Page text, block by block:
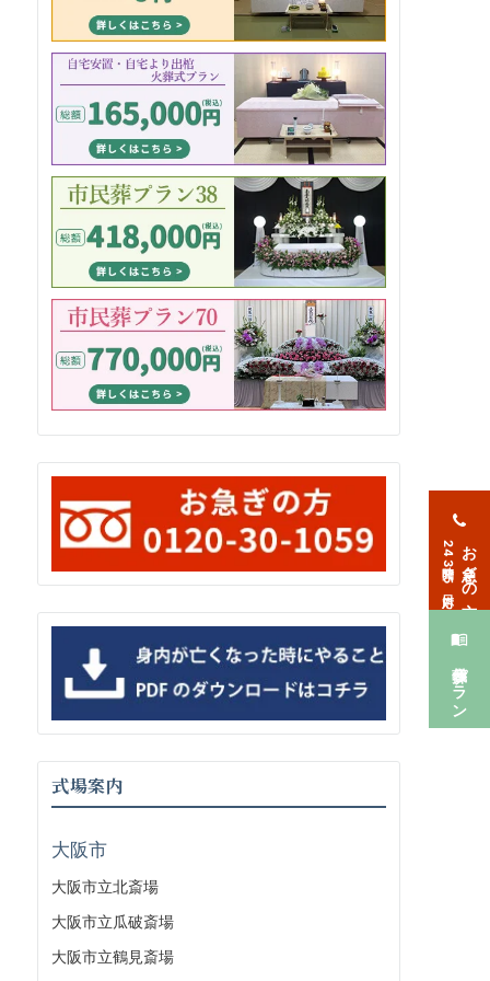
式場案内
大阪市
大阪市立北斎場
大阪市立瓜破斎場
大阪市立鶴見斎場
お急ぎの方
24時間365日対応
葬儀プラン